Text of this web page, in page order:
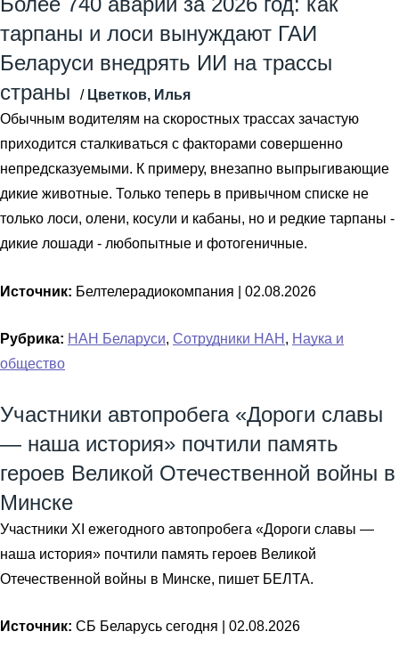
тарпаны и лоси вынуждают ГАИ
Беларуси внедрять ИИ на трассы
страны
/ Цветков, Илья
Обычным водителям на скоростных трассах зачастую
приходится сталкиваться с факторами совершенно
непредсказуемыми. К примеру, внезапно выпрыгивающие
дикие животные. Только теперь в привычном списке не
только лоси, олени, косули и кабаны, но и редкие тарпаны -
дикие лошади - любопытные и фотогеничные.
Источник: Белтелерадиокомпания | 02.08.2026
Рубрика: НАН Беларуси, Сотрудники НАН , Наука и
общество
Участники автопробега «Дороги славы
— наша история» почтили память
героев Великой Отечественной войны в
Минске
Участники XI ежегодного автопробега «Дороги славы —
наша история» почтили память героев Великой
Отечественной войны в Минске, пишет БЕЛТА.
Источник: СБ Беларусь сегодня | 02.08.2026